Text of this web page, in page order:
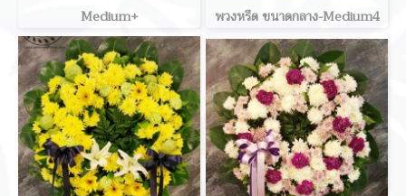
Medium+ พวงหรีด ขนาดกลาง-Medium4